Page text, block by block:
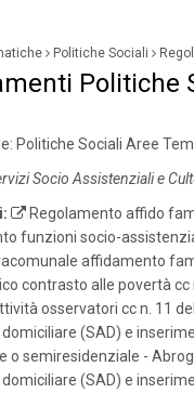
Politiche Sociali
Politiche
Politiche Sociali Aree
Socio Assistenziali e
Regolamento affido
funzioni socio-
affidamento
contrasto alle povertà
osservatori cc n. 11
(SAD) e
o semiresidenziale -
(SAD) e